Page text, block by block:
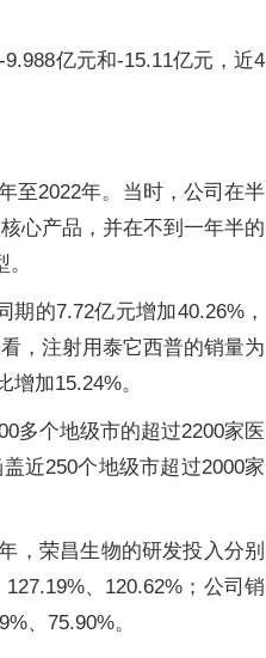
亿元和-15.11亿元，近4
至2022年。当时，公司在半
心产品，并在不到一年半的
的7.72亿元增加40.26%，
，注射用泰它西普的销量为
加15.24%。
多个地级市的超过2200家医
近250个地级市超过2000家
，荣昌生物的研发投入分别
、120.62%；公司销
、75.90%。